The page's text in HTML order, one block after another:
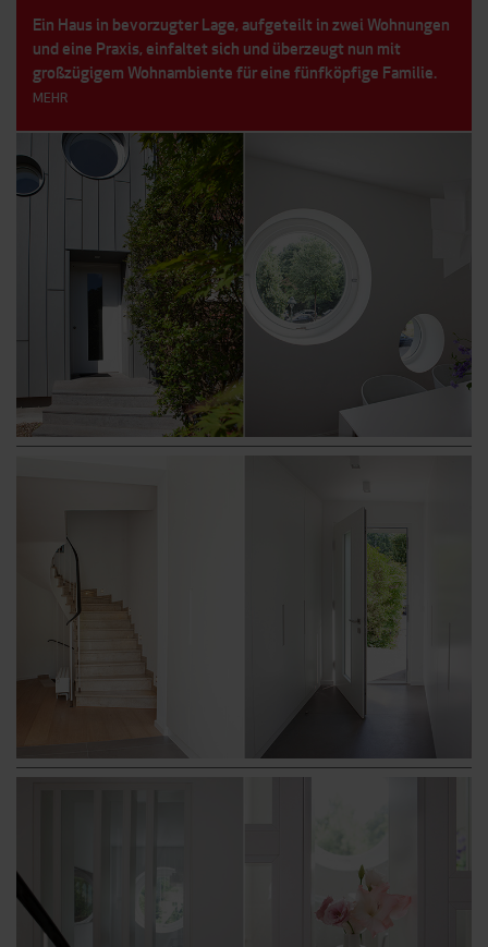
Ein Haus in bevorzugter Lage, aufgeteilt in zwei Wohnungen
und eine Praxis, einfaltet sich und überzeugt nun mit
großzügigem Wohnambiente für eine fünfköpfige Familie.
MEHR